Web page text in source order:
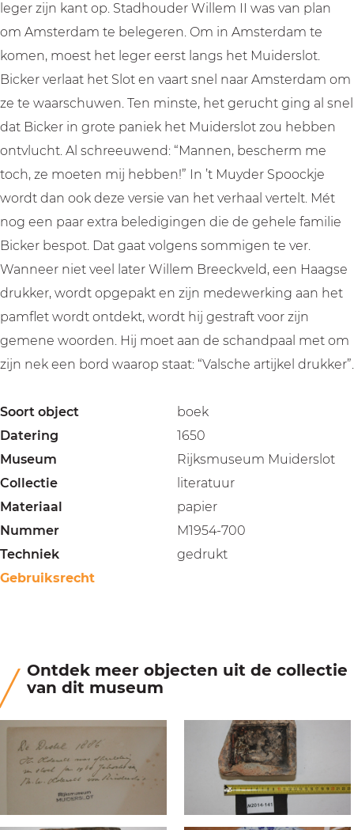
leger zijn kant op. Stadhouder Willem II was van plan
om Amsterdam te belegeren. Om in Amsterdam te
komen, moest het leger eerst langs het Muiderslot.
Bicker verlaat het Slot en vaart snel naar Amsterdam om
ze te waarschuwen. Ten minste, het gerucht ging al snel
dat Bicker in grote paniek het Muiderslot zou hebben
ontvlucht. Al schreeuwend: “Mannen, bescherm me
toch, ze moeten mij hebben!” In ’t Muyder Spoockje
wordt dan ook deze versie van het verhaal vertelt. Mét
nog een paar extra beledigingen die de gehele familie
Bicker bespot. Dat gaat volgens sommigen te ver.
Wanneer niet veel later Willem Breeckveld, een Haagse
drukker, wordt opgepakt en zijn medewerking aan het
pamflet wordt ontdekt, wordt hij gestraft voor zijn
gemene woorden. Hij moet aan de schandpaal met om
zijn nek een bord waarop staat: “Valsche artijkel drukker”.
Soort object
boek
Datering
1650
Museum
Rijksmuseum Muiderslot
Collectie
literatuur
Materiaal
papier
Nummer
M1954-700
Techniek
gedrukt
Gebruiksrecht
Ontdek meer objecten uit de collectie
van dit museum